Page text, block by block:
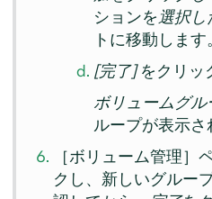
ションを選択し
トに移動します。
[完了]をクリッ
ボリュームグル
ループが表示さ
［ボリューム管理］
クし、新しいグルー